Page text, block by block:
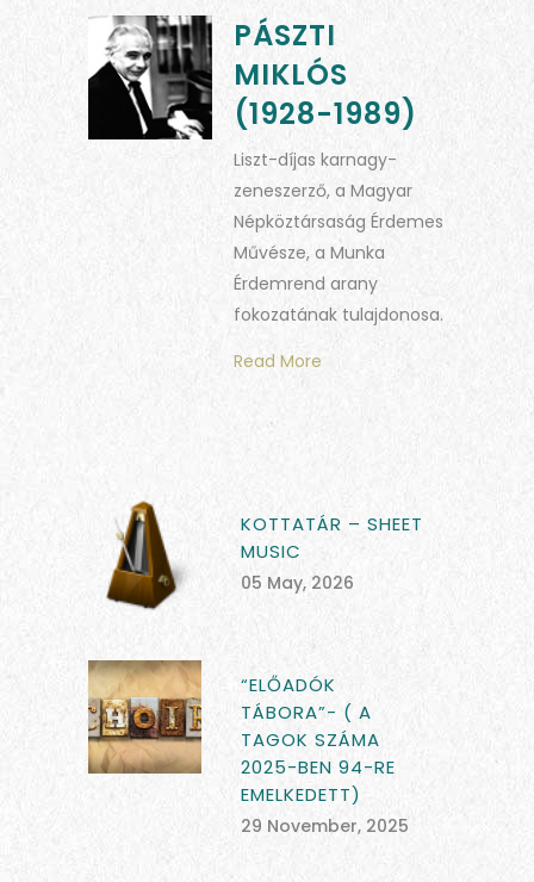
PÁSZTI
MIKLÓS
(1928-1989)
Liszt-díjas karnagy-
zeneszerző, a Magyar
Népköztársaság Érdemes
Művésze, a Munka
Érdemrend arany
fokozatának tulajdonosa.
Read More
KOTTATÁR – SHEET
MUSIC
05 May, 2026
“ELŐADÓK
TÁBORA”- ( A
TAGOK SZÁMA
2025-BEN 94-RE
EMELKEDETT)
29 November, 2025